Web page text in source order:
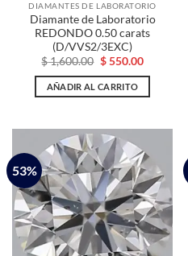
DIAMANTES DE LABORATORIO
Diamante de Laboratorio
REDONDO 0.50 carats
(D/VVS2/3EXC)
$1,600.00 El
original
era:
$550.00El
actual
AÑADIR AL CARRITO
53%